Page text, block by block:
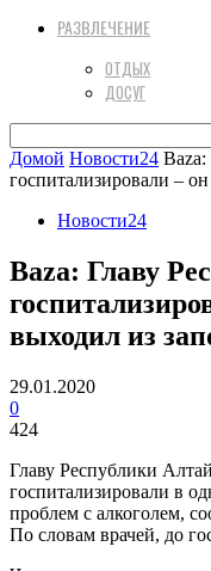
РАЗВЛЕЧЕНИЕ
ОТДЫХ
ДОСУГ
Домой Новости24
госпитализировали –
Новости24
Bazа: Главу
выходил из
29.01.2020
0
424
Главу Республики Алтай
госпитализировали в
проблем с алкоголем,
По словам врачей, до